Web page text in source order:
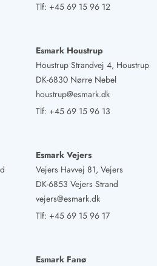
Tlf: +45 69 15 96 12
Esmark Houstrup
Houstrup Strandvej 4, Houstrup
DK-6830 Nørre Nebel
houstrup@esmark.dk
Tlf: +45 69 15 96 13
Esmark Vejers
Vejers Havvej 81, Vejers
DK-6853 Vejers Strand
vejers@esmark.dk
Tlf: +45 69 15 96 17
Esmark Fanø